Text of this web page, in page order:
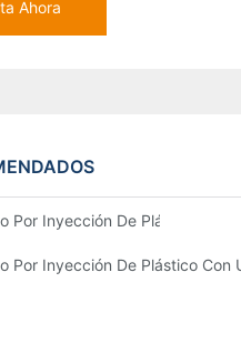
Ahora
Por Inyección De Plástico Con
Por Inyección De Plástico Con